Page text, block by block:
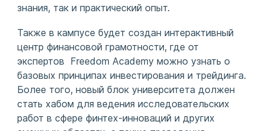
знания, так и практический опыт.
Также в кампусе будет создан интерактивный
центр финансовой грамотности, где от
экспертов Freedom Academy можно узнать о
базовых принципах инвестирования и трейдинга.
Более того, новый блок университета должен
стать хабом для ведения исследовательских
работ в сфере финтех-инноваций и других